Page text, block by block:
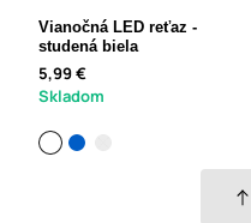
Vianočná LED reťaz -
studená biela
5,99 €
Skladom